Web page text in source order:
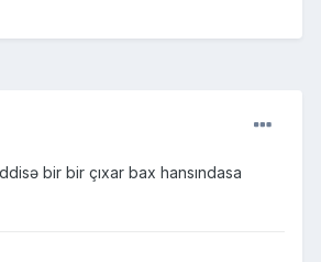
bir bir çıxar bax hansındasa